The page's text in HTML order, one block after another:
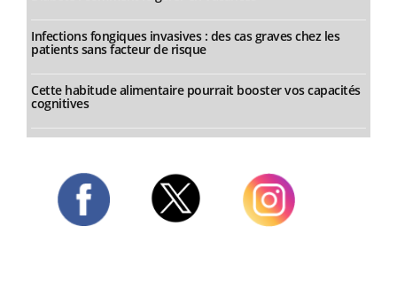
Infections fongiques invasives : des cas graves chez les
patients sans facteur de risque
Cette habitude alimentaire pourrait booster vos capacités
cognitives